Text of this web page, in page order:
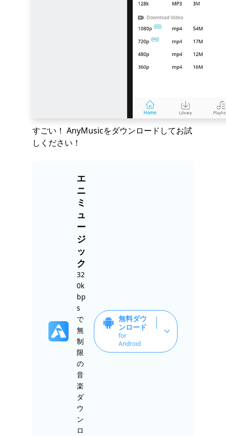
すごい！ AnyMusicをダウンロードしてお試
しください！
エ
ニ
ミ
ュ
ー
ジ
ッ
ク
32
0k
bp
s
で
無
制
限
の
音
楽
ダ
ウ
ン
ロ
無料ダウ
ンロード
for
Android